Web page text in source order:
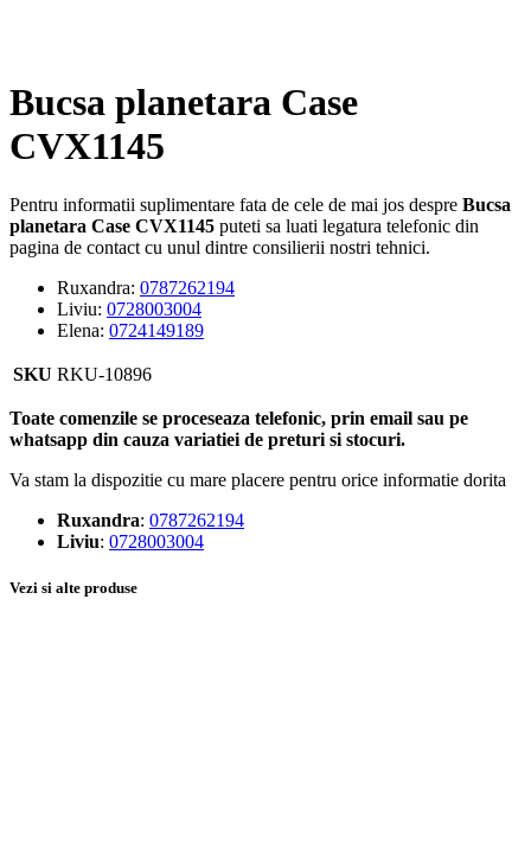
Bucsa planetara Case
CVX1145
Pentru informatii suplimentare fata de cele de mai jos despre Bucsa
planetara Case CVX1145 puteti sa luati legatura telefonic din
pagina de contact cu unul dintre consilierii nostri tehnici.
Ruxandra: 0787262194
Liviu: 0728003004
Elena: 0724149189
SKU RKU-10896
Toate comenzile se proceseaza telefonic, prin email sau pe
whatsapp din cauza variatiei de preturi si stocuri.
Va stam la dispozitie cu mare placere pentru orice informatie dorita
Ruxandra: 0787262194
Liviu: 0728003004
Vezi si alte produse